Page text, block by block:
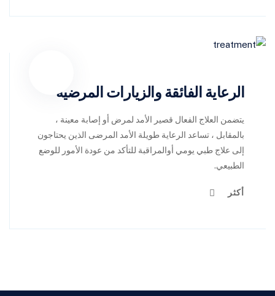
الرعاية الفائقة والزيارات المرضية
يتضمن العلاج الفعال قصير الأمد لمرض أو إصابة معينة ،
بالمقابل ، تساعد الرعاية طويلة الأمد المرضى الذين يحتاجون
إلى علاج طبي يومي أوالمراقبة للتأكد من عودة الأمور للوضع
الطبيعي.
أكثر